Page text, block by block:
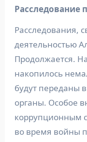
Расследование
Расследования,
деятельностью
Продолжается.
накопилось
будут переданы
органы. Особое
коррупционным
во время войны